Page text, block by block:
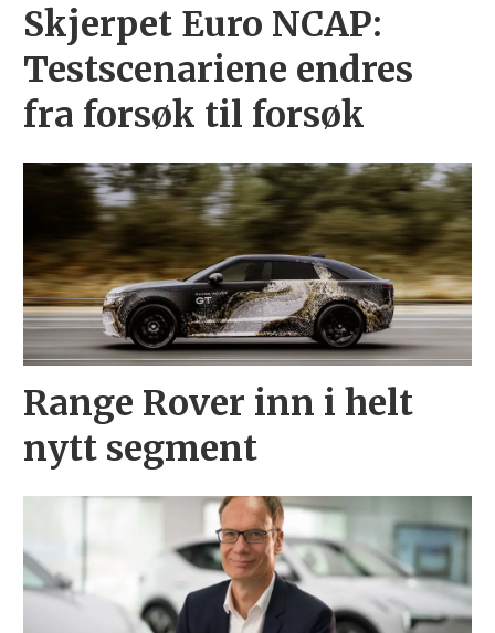
Skjerpet Euro NCAP:
Testscenariene endres
fra forsøk til forsøk
Range Rover inn i helt
nytt segment